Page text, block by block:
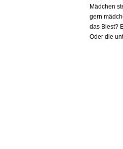
Mädchen
gern
das Biest?
Oder die